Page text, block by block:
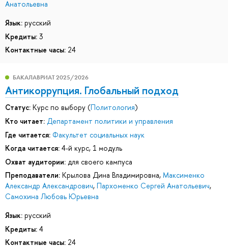
Анатольевна
Язык: русский
Кредиты: 3
Контактные часы: 24
БАКАЛАВРИАТ 2025/2026
Антикоррупция. Глобальный подход
Статус: Курс по выбору (Политология)
Кто читает: Департамент политики и управления
Где читается: Факультет социальных наук
Когда читается: 4-й курс, 1 модуль
Охват аудитории: для своего кампуса
Преподаватели: Крылова Дина Владимировна, Максименко
Александр Александрович, Пархоменко Сергей Анатольевич,
Самохина Любовь Юрьевна
Язык: русский
Кредиты: 4
Контактные часы: 24